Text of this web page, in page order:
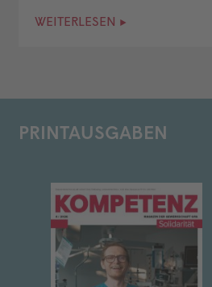
WEITERLESEN ▸
PRINTAUSGABEN